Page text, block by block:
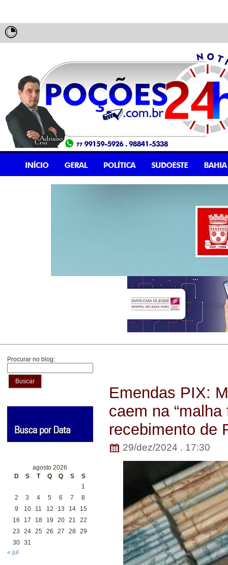
Procurar no blog:
Buscar
agosto 2026
D
S T Q Q S
S
1
2
3 4 5 6 7
8
9
10 11 12 13 14
15
16
17 18 19 20 21
22
23
24 25 26 27 28 29
30 31
« jul
Emendas PIX:
caem na
recebimento de
29/dez/2024 . 17:30